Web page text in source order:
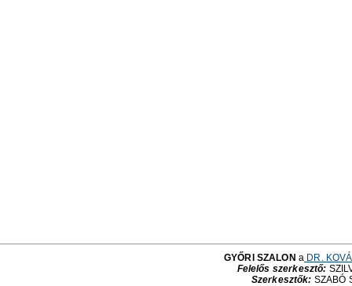
GYŐRI SZALON a DR.
Felelős szerkesztő:
Szerkesztők: SZABÓ